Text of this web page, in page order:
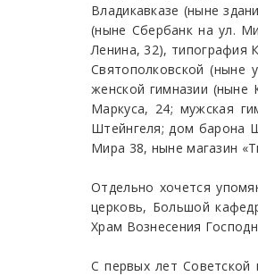
Владикавказе (ныне
(ныне Сбербанк на ул.
Ленина, 32), типография
Святополковской
женской гимназии (ныне
Маркуса, 24; мужская
Штейнгеля; дом барона
Мира 38, ныне магазин
Отдельно хочется
церковь, Большой
Храм Вознесения
С первых лет Советской